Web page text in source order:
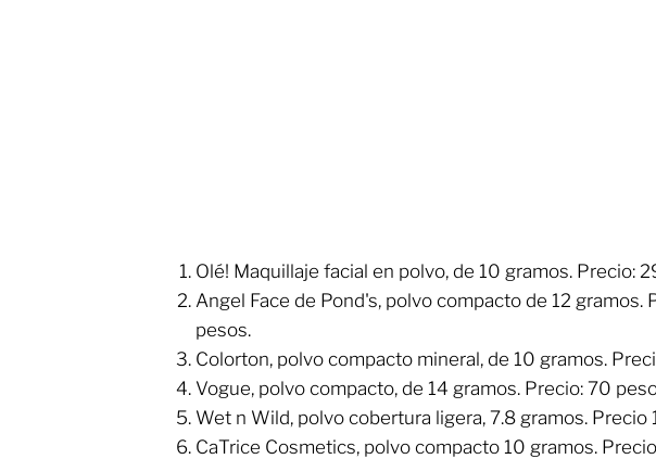
Olé! Maquillaje facial en polvo, de 10 gramos. Precio:
​Angel Face de Pond's, polvo compacto de 12 gramos.
pesos.
​Colorton, polvo compacto mineral, de 10 gramos.
​Vogue, polvo compacto, de 14 gramos. Precio: 70
​Wet n Wild, polvo cobertura ligera, 7.8 gramos. Precio
​CaTrice Cosmetics, polvo compacto 10 gramos.